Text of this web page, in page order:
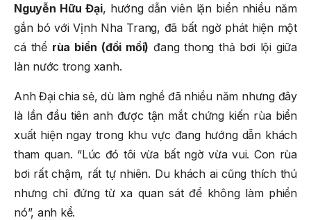
Nguyễn Hữu Đại, hướng dẫn viên lặn biển nhiều năm
gắn bó với Vịnh Nha Trang, đã bất ngờ phát hiện một
cá thể rùa biển (đồi mồi) đang thong thả bơi lội giữa
làn nước trong xanh.
Anh Đại chia sẻ, dù làm nghề đã nhiều năm nhưng đây
là lần đầu tiên anh được tận mắt chứng kiến rùa biển
xuất hiện ngay trong khu vực đang hướng dẫn khách
tham quan. “Lúc đó tôi vừa bất ngờ vừa vui. Con rùa
bơi rất chậm, rất tự nhiên. Du khách ai cũng thích thú
nhưng chỉ đứng từ xa quan sát để không làm phiền
nó”, anh kể.